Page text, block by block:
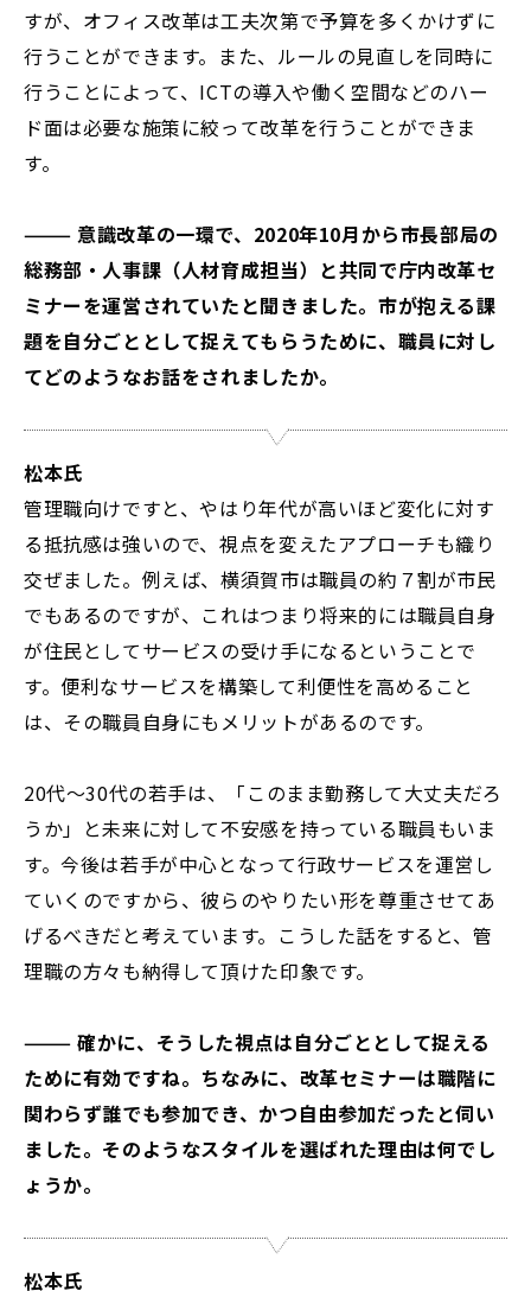
すが、オフィス改革は工夫次第で予算を多くかけずに
行うことができます。また、ルールの見直しを同時に
行うことによって、ICTの導入や働く空間などのハー
ド面は必要な施策に絞って改革を行うことができま
す。
——— 意識改革の一環で、2020年10月から市長部局の
総務部・人事課（人材育成担当）と共同で庁内改革セ
ミナーを運営されていたと聞きました。市が抱える課
題を自分ごととして捉えてもらうために、職員に対し
てどのようなお話をされましたか。
松本氏
管理職向けですと、やはり年代が高いほど変化に対す
る抵抗感は強いので、視点を変えたアプローチも織り
交ぜました。例えば、横須賀市は職員の約７割が市民
でもあるのですが、これはつまり将来的には職員自身
が住民としてサービスの受け手になるということで
す。便利なサービスを構築して利便性を高めること
は、その職員自身にもメリットがあるのです。
20代～30代の若手は、「このまま勤務して大丈夫だろ
うか」と未来に対して不安感を持っている職員もいま
す。今後は若手が中心となって行政サービスを運営し
ていくのですから、彼らのやりたい形を尊重させてあ
げるべきだと考えています。こうした話をすると、管
理職の方々も納得して頂けた印象です。
——— 確かに、そうした視点は自分ごととして捉える
ために有効ですね。ちなみに、改革セミナーは職階に
関わらず誰でも参加でき、かつ自由参加だったと伺い
ました。そのようなスタイルを選ばれた理由は何でし
ょうか。
松本氏